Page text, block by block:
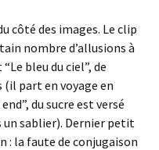
côté des images. Le clip
nombre d’allusions à
bleu du ciel”, de
(il part en voyage en
du sucre est versé
un sablier). Dernier petit
: la faute de conjugaison